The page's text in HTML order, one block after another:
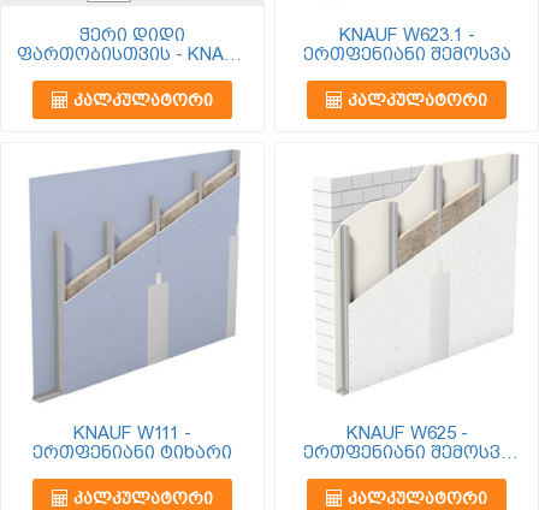
ჭერი დიდი
ფართობისთვის - KNAUF
ᲙᲐᲚᲙᲣᲚᲐᲢᲝᲠᲘ
KNAUF W623.1 -
ერთფენიანი შემოსვა
ᲙᲐᲚᲙᲣᲚᲐᲢᲝᲠᲘ
KNAUF W111 -
ერთფენიანი ტიხარი
ᲙᲐᲚᲙᲣᲚᲐᲢᲝᲠᲘ
KNAUF W625 -
ერთფენიანი შემოსვა
იზოლაციით
ᲙᲐᲚᲙᲣᲚᲐᲢᲝᲠᲘ